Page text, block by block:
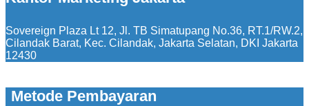
Sovereign Plaza Lt 12, Jl. TB Simatupang No.36, RT.1/RW.2,
Cilandak Barat, Kec. Cilandak, Jakarta Selatan, DKI Jakarta
12430
Metode Pembayaran